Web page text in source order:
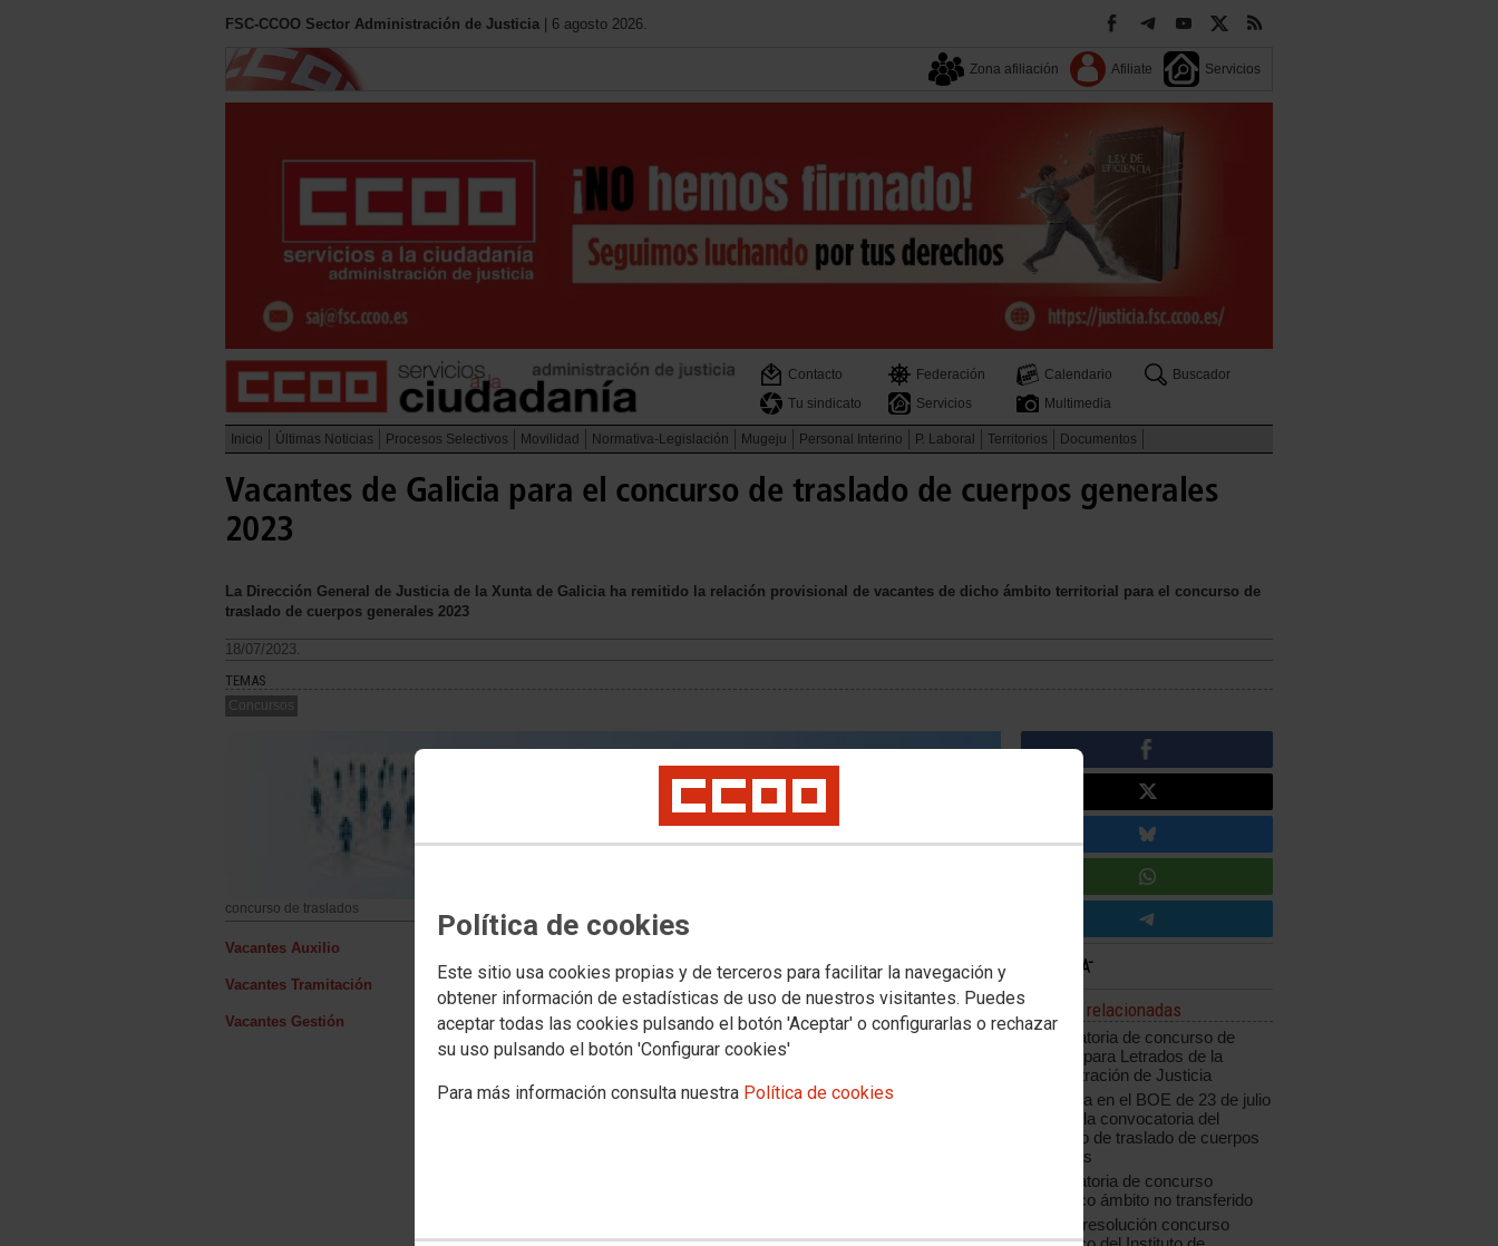
Política de cookies
Este sitio usa cookies propias y de terceros para facilitar la navegación y
obtener información de estadísticas de uso de nuestros visitantes. Puedes
aceptar todas las cookies pulsando el botón 'Aceptar' o configurarlas o rechazar
su uso pulsando el botón 'Configurar cookies'
Para más información consulta nuestra Política de cookies
FSC-CCOO Sector Administración de Justicia | 6 agosto 2026.
Zona afiliación Afiliate Servicios
Contacto Federación Calendario
Buscador
Tu sindicato
Servicios Multimedia
Inicio Últimas Noticias Procesos Selectivos Movilidad Normativa-Legislación Mugeju Personal Interino P. Laboral Territorios Documentos
Vacantes de Galicia para el concurso de traslado de cuerpos generales
2023
La Dirección General de Justicia de la Xunta de Galicia ha remitido la relación provisional de vacantes de dicho ámbito territorial para el concurso de
traslado de cuerpos generales 2023
18/07/2023.
TEMAS
Concursos
concurso de traslados
Vacantes Auxilio
Vacantes Tramitación
Vacantes Gestión
Noticias relacionadas
Convocatoria de concurso de
traslado para Letrados de la
Administración de Justicia
Publicada en el BOE de 23 de julio
de 2018 la convocatoria del
concurso de traslado de cuerpos
generales
Convocatoria de concurso
específico ámbito no transferido
Aragón: resolución concurso